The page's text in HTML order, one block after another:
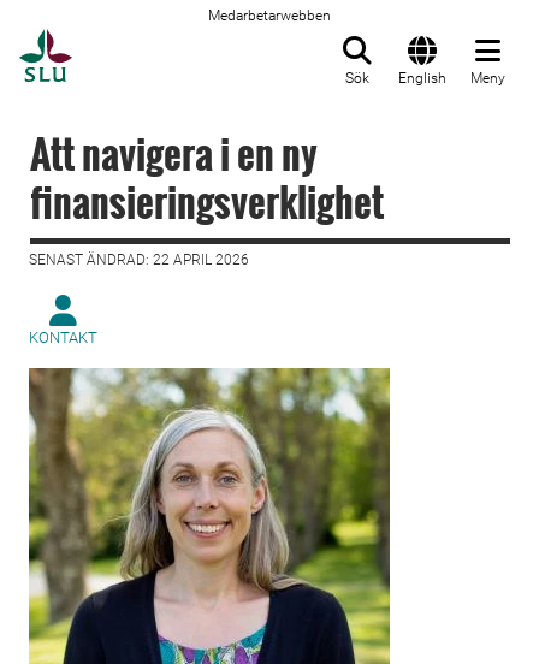
Medarbetarwebben
Sök English Meny
Att navigera i en ny
finansieringsverklighet
SENAST ÄNDRAD: 22 APRIL 2026
KONTAKT